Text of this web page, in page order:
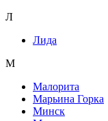
Л
Лида
М
Малорита
Марьина Горка
Минск